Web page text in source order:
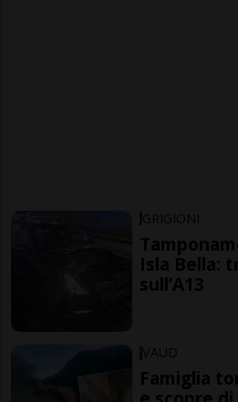
GRIGIONI
Isla Bella:
sull’A13
VAUD
Famiglia